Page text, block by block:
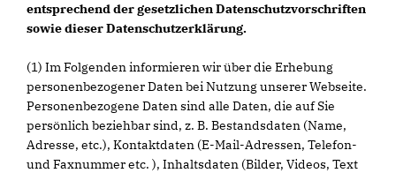
entsprechend der gesetzlichen Datenschutzvorschriften
sowie dieser Datenschutzerklärung.
(1) Im Folgenden informieren wir über die Erhebung
personenbezogener Daten bei Nutzung unserer Webseite.
Personenbezogene Daten sind alle Daten, die auf Sie
persönlich beziehbar sind, z. B. Bestandsdaten (Name,
Adresse, etc.), Kontaktdaten (E-Mail-Adressen, Telefon-
und Faxnummer etc. ), Inhaltsdaten (Bilder, Videos, Text